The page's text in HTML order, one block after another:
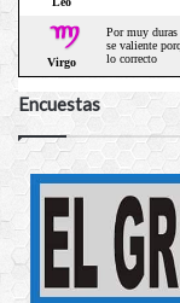
Encuestas